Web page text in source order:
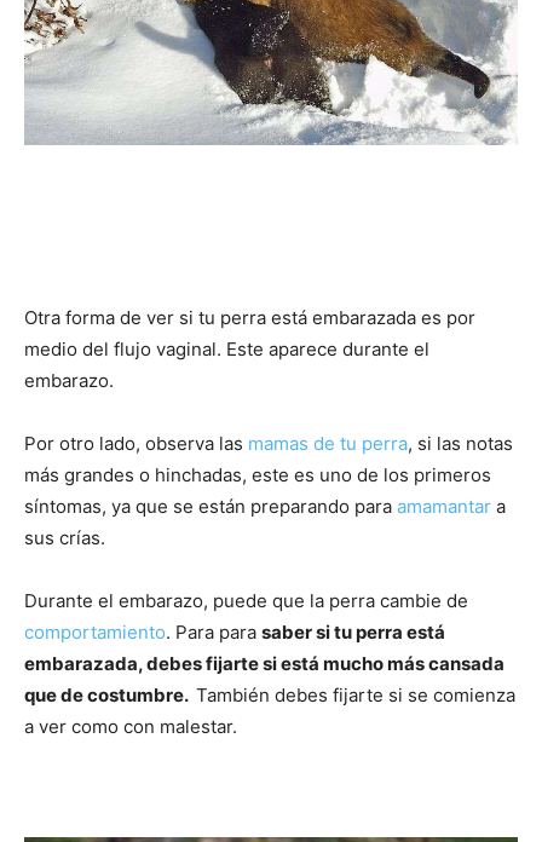
Otra forma de ver si tu perra está embarazada es por
medio del flujo vaginal. Este aparece durante el
embarazo.
Por otro lado, observa las mamas de tu perra, si las notas
más grandes o hinchadas, este es uno de los primeros
síntomas, ya que se están preparando para amamantar a
sus crías.
Durante el embarazo, puede que la perra cambie de
comportamiento. Para para saber si tu perra está
embarazada, debes fijarte si está mucho más cansada
que de costumbre. También debes fijarte si se comienza
a ver como con malestar.